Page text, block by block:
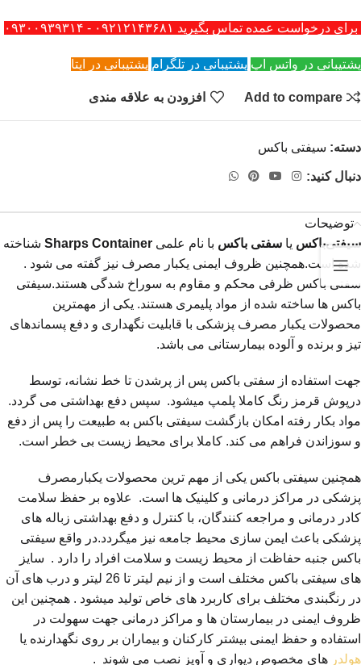
برای درخواست عمده تماس بگیرید ۰۹۲۱۲۱۴۳۶۸۱ - ۰۹۳۰۰۹۳۹۳۱۴
پشتیبانی در واتس اپ پشتیبانی در تلگرام پشتیبانی در ایتا
Add to compare افزودن به علاقه مندی
دسته: سیفتی باکس
دنبال کنید:
توضیحات
سیفتی‌باکس یا سفتی باکس با نام علمی Sharps Container شناخته
شده است.همچنین ظروف ایمنی یکبار مصرف نیز گفته می شود .
سفتی باکس ظرفی محکم و مقاوم به سوراخ شدگی هستند.سیفتی
باکس ها ساخته شده از مواد پلیمری هستند. یکی از مهمترین
محصولات یکبار مصرف پزشکی با قابلیت نگهداری و دفع پسماندهای
تیز و برنده و آلوده بیمارستانی می باشد.
جهت استفاده از سفتی باکس پس از پرشدن تا خط نشانه، توسط
درپوش قرمز رنگ کاملا پلمپ میشود. سپس دفع بهداشتی می گردد.
مواد بکار رفته امکان بازگشت سیفتی باکس به طبیعت را پس از دفع
و سوزاندن فراهم می کند. کاملا برای محیط زیست بی خطر است.
همچنین سیفتی باکس یکی از مهم ترین محصولات یکبارمصرف
پزشکی در مراکز درمانی و کلینیک ها است. علاوه بر حفظ سلامت
کادر درمانی و مراجعه کنندگان، با کنترل و دفع بهداشتی زباله های
پزشکی باعث ایمن سازی محیط جامعه نیز میگردد.در واقع سیفتی
باکس جنبه حفاظت از محیط زیست و سلامت افراد را دارد . سایز
های سیفتی باکس مختلف است و از نیم لیتر تا 26 لیتر و درب های آن
در رنگبندی مختلف برای کاربرد های خاص تولید میشود . همچنین این
ظروف ایمنی در بیمارستان ها و مراکز درمانی جهت سهولت در
استفاده و حفظ ایمنی بیشتر کارکنان و بیماران بر روی نگهدارنده یا
هولدر های مخصوص دیواری و آویز نصب می شوند .